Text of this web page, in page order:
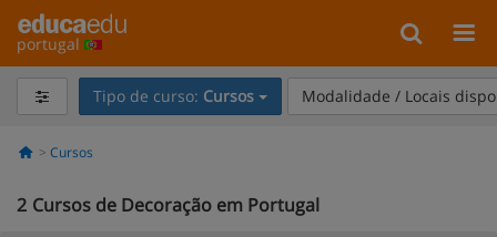
portugal
Tipo de curso: Cursos Modalidade / Locais
Cursos
2 Cursos de Decoração em Portugal